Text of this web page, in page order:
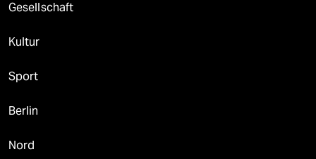
Gesellschaft
Kultur
Sport
Berlin
Nord